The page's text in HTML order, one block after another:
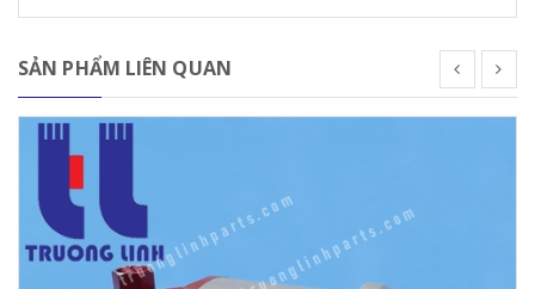
SẢN PHẨM LIÊN QUAN